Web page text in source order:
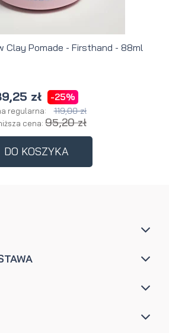
Clay Pomade - Firsthand - 88ml
zł -25%
regularna: 119,00 zł
cena: 95,20 zł
DO KOSZYKA